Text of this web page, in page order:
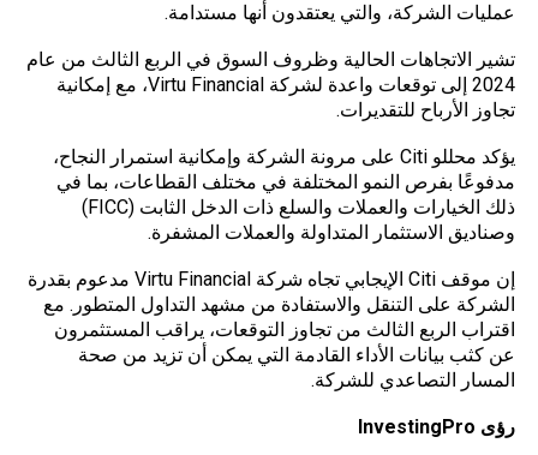
عمليات الشركة، والتي يعتقدون أنها مستدامة.
تشير الاتجاهات الحالية وظروف السوق في الربع الثالث من عام
2024 إلى توقعات واعدة لشركة Virtu Financial، مع إمكانية
تجاوز الأرباح للتقديرات.
يؤكد محللو Citi على مرونة الشركة وإمكانية استمرار النجاح،
مدفوعًا بفرص النمو المختلفة في مختلف القطاعات، بما في
ذلك الخيارات والعملات والسلع ذات الدخل الثابت (FICC)
وصناديق الاستثمار المتداولة والعملات المشفرة.
إن موقف Citi الإيجابي تجاه شركة Virtu Financial مدعوم بقدرة
الشركة على التنقل والاستفادة من مشهد التداول المتطور. مع
اقتراب الربع الثالث من تجاوز التوقعات، يراقب المستثمرون
عن كثب بيانات الأداء القادمة التي يمكن أن تزيد من صحة
المسار التصاعدي للشركة.
رؤى